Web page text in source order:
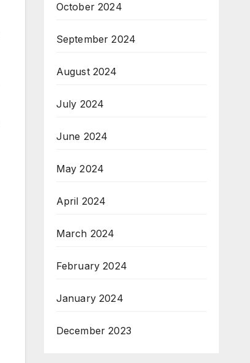
October 2024
September 2024
August 2024
July 2024
June 2024
May 2024
April 2024
March 2024
February 2024
January 2024
December 2023